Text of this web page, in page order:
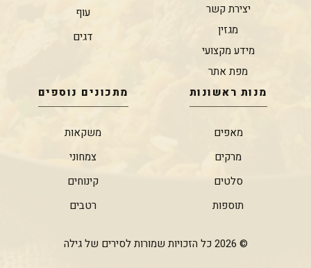
יצירת קשר
מגזין
מידע מקצועי
מפת אתר
עוף
דגים
מנות ראשונות
מאפים
מרקים
סלטים
תוספות
מתכונים נוספים
משקאות
צמחוני
קינוחים
רטבים
© 2026 כל הזכויות שמורות לסירים של גילה